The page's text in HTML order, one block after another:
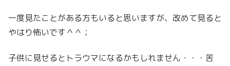
一度見たことがある方もいると思いますが、改めて見ると
やはり怖いです＾＾；
子供に見せるとトラウマになるかもしれません・・・苦